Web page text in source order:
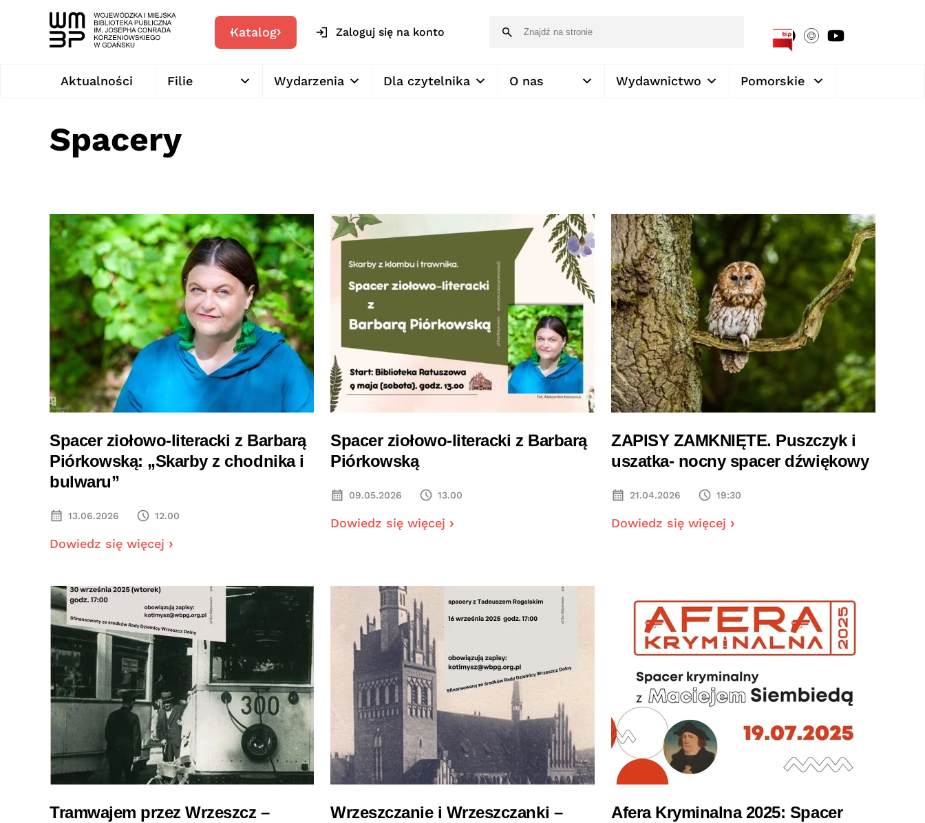
Katalog Zaloguj się na konto
Aktualności Filie Wydarzenia Dla czytelnika O nas Wydawnictwo Pomorskie
Spacery
Spacer ziołowo-literacki z Barbarą
Piórkowską: „Skarby z chodnika i
bulwaru”
13.06.2026 12.00
Dowiedz się więcej
Spacer ziołowo-literacki z Barbarą
Piórkowską
09.05.2026 13.00
Dowiedz się więcej
ZAPISY ZAMKNIĘTE. Puszczyk i
uszatka- nocny spacer dźwiękowy
21.04.2026 19:30
Dowiedz się więcej
Tramwajem przez Wrzeszcz –
Wrzeszczanie i Wrzeszczanki –
Afera Kryminalna 2025: Spacer